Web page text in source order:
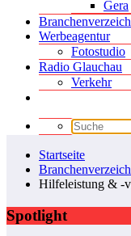
Gera
Werbeagentur
Fotostudio
Radio Glauchau
Verkehr
Startseite
Hilfeleistung & -
Spotlight